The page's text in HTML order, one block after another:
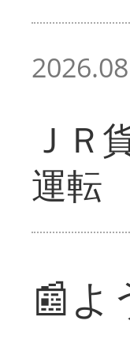
ＪＲ
運転
📰よ